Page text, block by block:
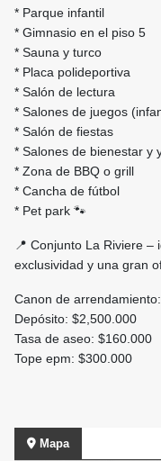
* Parque infantil
* Gimnasio en el piso 5
* Sauna y turco
* Placa polideportiva
* Salón de lectura
* Salones de juegos
* Salón de fiestas
* Salones de bienestar y
* Zona de BBQ o grill
* Cancha de fútbol
* Pet park 🐾
📍 Conjunto La Riviere –
exclusividad y una gran
Canon de
Depósito: $2,500.000
Tasa de aseo: $160.000
Tope epm: $300.000
Mapa